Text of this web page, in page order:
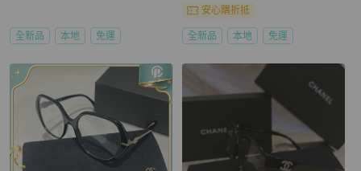
全新品 本地 免運
安心購折抵
全新品 本地 免運